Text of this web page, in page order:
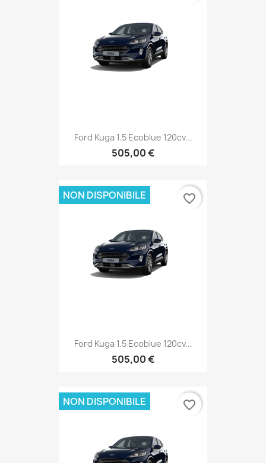
Ford Kuga 1.5 Ecoblue 120cv...
505,00 €
Ford Kuga 1.5 Ecoblue 120cv...
505,00 €
NON DISPONIBILE favorite_border
NON DISPONIBILE favorite_border